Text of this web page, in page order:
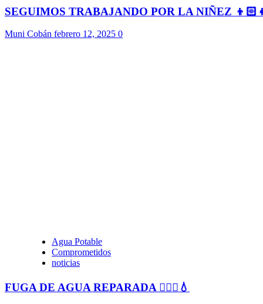
SEGUIMOS TRABAJANDO POR LA NIÑEZ
Muni Cobán febrero 12, 2025 0
Agua Potable
Comprometidos
noticias
FUGA DE AGUA REPARADA 👷🏻‍♂️💧